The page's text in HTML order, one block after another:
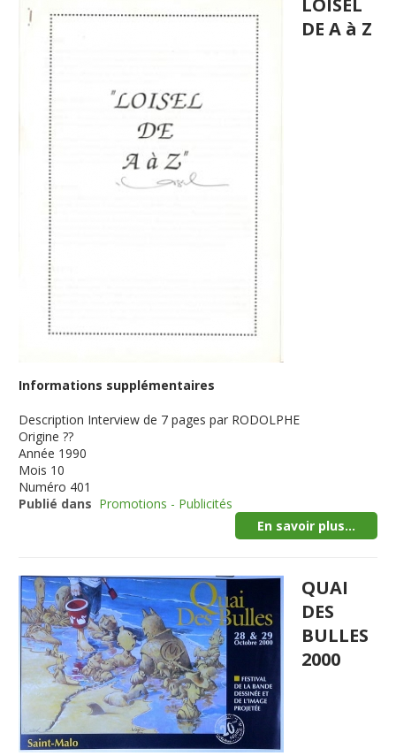
LOISEL
DE A à Z
Informations supplémentaires
Description Interview de 7 pages par RODOLPHE
Origine ??
Année 1990
Mois 10
Numéro 401
Publié dans Promotions - Publicités
En savoir plus...
QUAI
DES
BULLES
2000